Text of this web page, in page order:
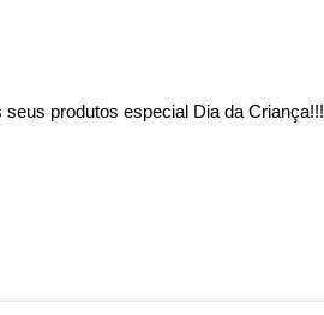
produtos especial Dia da Criança!!!